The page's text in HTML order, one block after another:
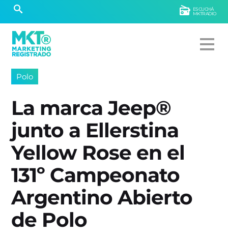
ESCUCHÁ
MKTRADIO
Polo
La marca Jeep®
junto a Ellerstina
Yellow Rose en el
131º Campeonato
Argentino Abierto
de Polo